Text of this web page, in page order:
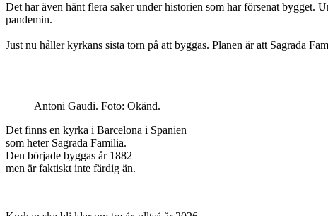
Det har även hänt flera saker under historien som har försenat bygget.
pandemin.
Just nu håller kyrkans sista torn på att byggas. Planen är att Sagrada
Antoni Gaudi. Foto: Okänd.
Det finns en kyrka i Barcelona i Spanien
som heter Sagrada Familia.
Den började byggas år 1882
men är faktiskt inte färdig än.